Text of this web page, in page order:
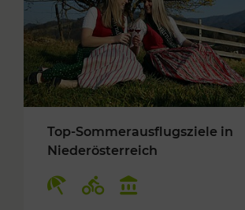
Top-Sommerausflugsziele in
Niederösterreich